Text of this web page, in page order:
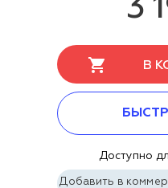
3
В
Доступно
Добавить в